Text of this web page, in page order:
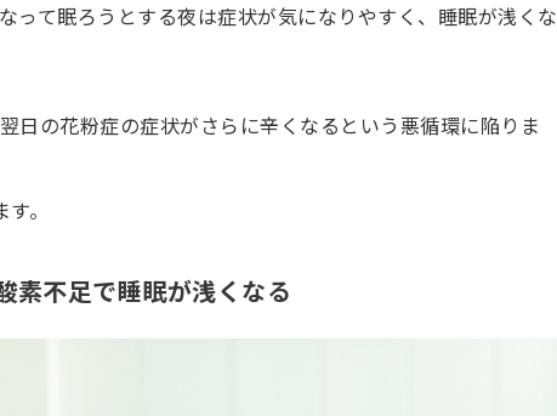
って眠ろうとする夜は症状が気になりやすく、睡眠が浅くな
日の花粉症の症状がさらに辛くなるという悪循環に陥りま
。
素不足で睡眠が浅くなる